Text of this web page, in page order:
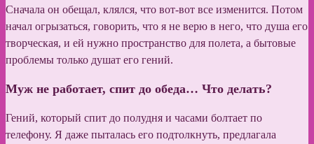
Сначала он обещал, клялся, что вот-вот все изменится. Потом
начал огрызаться, говорить, что я не верю в него, что душа его
творческая, и ей нужно пространство для полета, а бытовые
проблемы только душат его гений.
Муж не работает, спит до обеда… Что делать?
Гений, который спит до полудня и часами болтает по
телефону. Я даже пыталась его подтолкнуть, предлагала